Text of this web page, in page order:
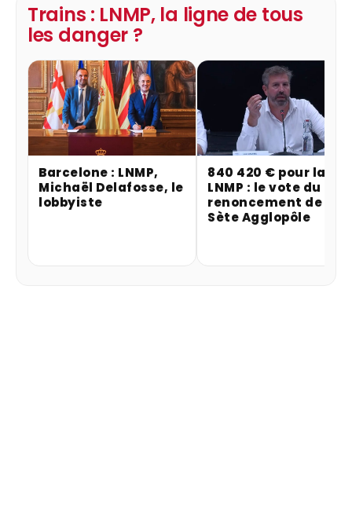
Trains : LNMP, la ligne de tous
les danger ?
Barcelone : LNMP,
Michaël Delafosse, le
lobbyiste
840 420 € pour la
LNMP : le vote du
renoncement de
Sète Agglopôle